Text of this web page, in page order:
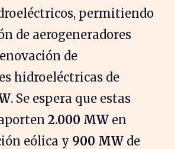
permitiendo
de aerogeneradores
de
hidroeléctricas de
. Se espera que estas
2.000 MW en
eólica y 900 MW de